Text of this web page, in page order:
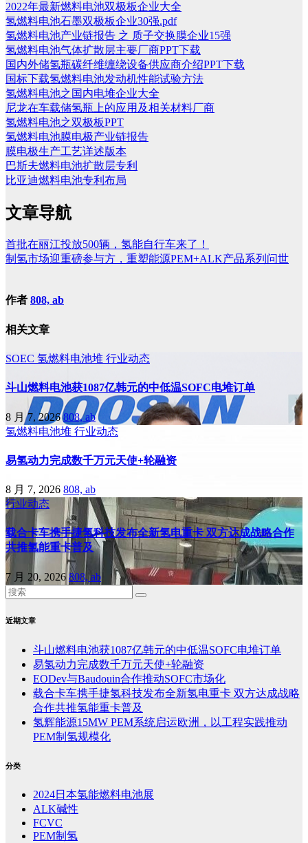
2022年最新燃料电池双极板企业大全
氢燃料电池石墨双极板企业30强.pdf
氢燃料电池产业链报告 之 质子交换膜企业15强
氢燃料电池气体扩散层主要厂商PPT下载
国内外储氢瓶碳纤维缠绕设备供应商介绍PPT下载
国标下载氢燃料电池发动机性能试验方法
氢燃料电池之国内电堆企业大全
尼龙在车载储氢瓶上的应用及相关材料厂商
氢燃料电池之双极板PPT
氢燃料电池膜电极产业链报告
膜电极生产工艺详述版本
巴斯夫燃料电池扩散层专利
比亚迪燃料电池专利布局
文章导航
首批在丽江投放500辆，氢能自行车来了！
制氢市场迎重磅参与方，重塑能源PEM+ALK产品系列问世
作者 808, ab
相关文章
SOEC 氢燃料电池堆 行业动态
斗山燃料电池获1087亿韩元的中低温SOFC电堆订单
8 月 7, 2026808, ab
氢燃料电池堆 行业动态
易氢动力完成数千万元天使+轮融资
8 月 7, 2026 808, ab
行业动态
载合卡车携手捷氢科技发布全新氢电重卡 双方达成战略合作
共推氢能重卡普及
7 月 20, 2026808, ab
近期文章
斗山燃料电池获1087亿韩元的中低温SOFC电堆订单
易氢动力完成数千万元天使+轮融资
EODev与Baudouin合作推动SOFC市场化
载合卡车携手捷氢科技发布全新氢电重卡 双方达成战略
合作共推氢能重卡普及
氢辉能源15MW PEM系统启运欧洲，以工程实践推动
PEM制氢规模化
分类
2024日本氢能燃料电池展
ALK碱性
FCVC
PEM制氢